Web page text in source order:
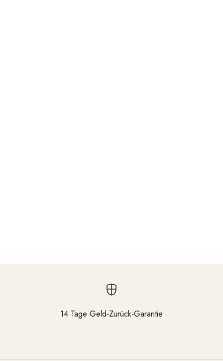
14 Tage Geld-Zurück-Garantie